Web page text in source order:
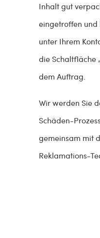
Inhalt gut
eingetroffen und
unter Ihrem
die Schaltfläche
dem Auftrag.
Wir werden Sie
Schäden-
gemeinsam mit
Reklamations-